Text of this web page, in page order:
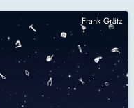
Frank Grätz